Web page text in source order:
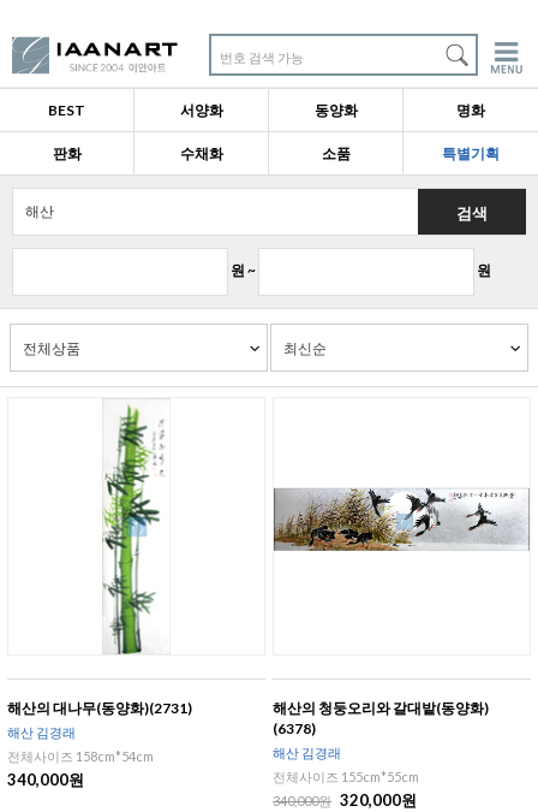
번호 검색 가능
BEST 서양화 동양화 명화
판화 수채화 소품 특별기획
원 ~ 원
검색
해산의 대나무(동양화)(2731)
해산 김경래
전체사이즈 158cm*54cm
340,000원
해산의 청둥오리와 갈대밭(동양화)
(6378)
해산 김경래
전체사이즈 155cm*55cm
340,000원 320,000원